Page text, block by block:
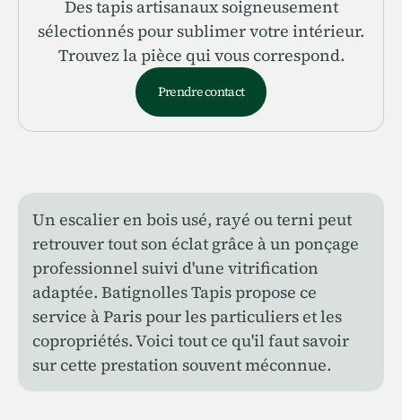
Des tapis artisanaux soigneusement
sélectionnés pour sublimer votre intérieur.
Trouvez la pièce qui vous correspond.
Prendre contact
Un escalier en bois usé, rayé ou terni peut
retrouver tout son éclat grâce à un ponçage
professionnel suivi d'une vitrification
adaptée. Batignolles Tapis propose ce
service à Paris pour les particuliers et les
copropriétés. Voici tout ce qu'il faut savoir
sur cette prestation souvent méconnue.